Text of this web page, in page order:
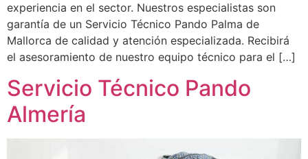
experiencia en el sector. Nuestros especialistas son
garantía de un Servicio Técnico Pando Palma de
Mallorca de calidad y atención especializada. Recibirá
el asesoramiento de nuestro equipo técnico para el […]
Servicio Técnico Pando
Almería